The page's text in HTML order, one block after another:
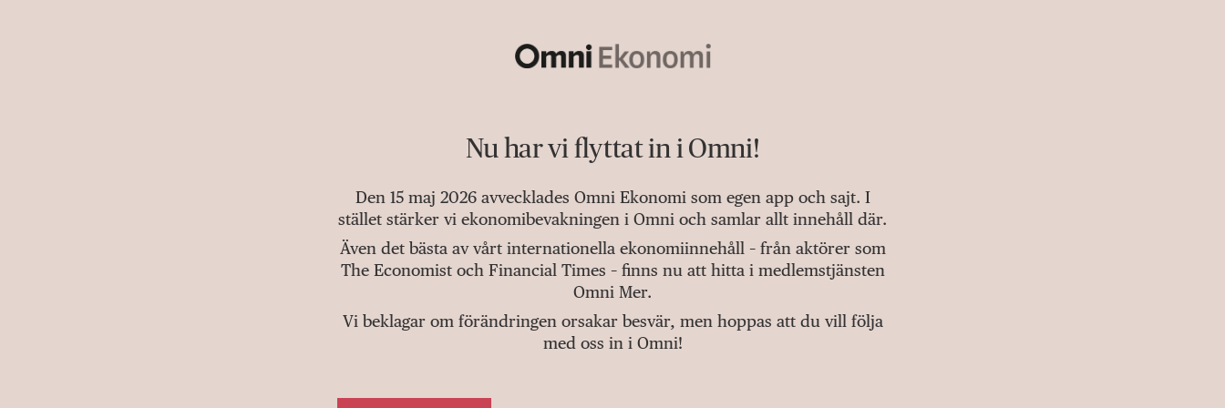
Nu har vi flyttat in i Omni!
Den 15 maj 2026 avvecklades Omni Ekonomi som egen app och sajt. I
stället stärker vi ekonomibevakningen i Omni och samlar allt innehåll där.
Även det bästa av vårt internationella ekonomiinnehåll – från aktörer som
The Economist och Financial Times – finns nu att hitta i medlemstjänsten
Omni Mer.
Vi beklagar om förändringen orsakar besvär, men hoppas att du vill följa
med oss in i Omni!